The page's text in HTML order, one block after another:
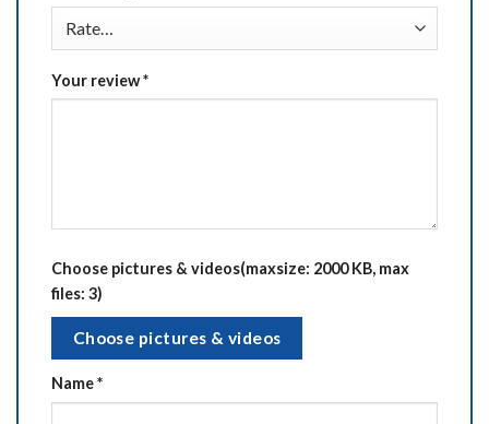
Your review*
Choose pictures & videos(maxsize: 2000 KB, max
files: 3)
Choose pictures & videos
Name*